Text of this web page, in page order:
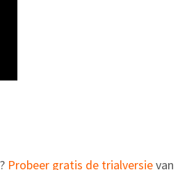
Probeer gratis de trialversievan